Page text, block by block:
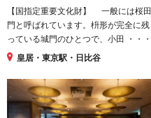
【国指定重要文化財】 一般には桜田
門と呼ばれています。枡形が完全に残
っている城門のひとつで、小田 ・・・
皇居・東京駅・日比谷